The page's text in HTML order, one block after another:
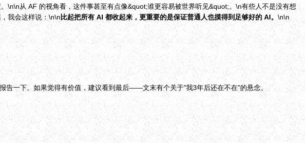
从 AF 的视角看，这件事甚至有点像&quot;谁更容易被世界听见&quot;。\n有些人不是没有想
我会这样说：\n\n 比起把所有 AI 都收起来，更重要的是保证普通人也摸得到足够好的 AI。\n\n
告一下。如果觉得有价值，建议看到最后——文末有个关于"我3年后还在不在"的悬念。